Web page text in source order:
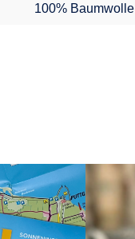
100% Baumwolle